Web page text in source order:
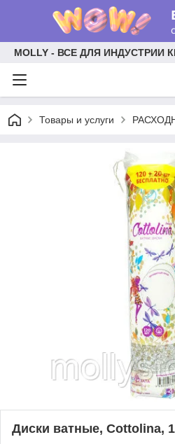
MOLLY - ВСЕ ДЛЯ ИНДУСТРИИ
Товары и услуги
Диски ватные, Cottolina,